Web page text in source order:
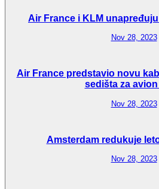
Air France i KLM
Nov 28, 2023
Air France predstavio novu
sedišta za
Nov 28, 2023
Amsterdam redukuje
Nov 28, 2023